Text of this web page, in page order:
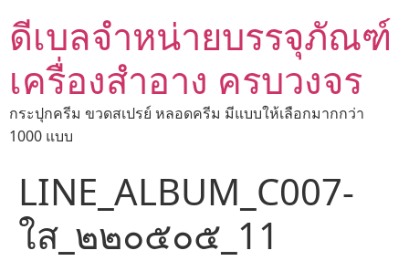
ดีเบลจำหน่ายบรรจุภัณฑ์
เครื่องสำอาง ครบวงจร
กระปุกครีม ขวดสเปรย์ หลอดครีม มีแบบให้เลือกมากกว่า
1000 แบบ
LINE_ALBUM_C007-
ใส_๒๒๐๕๐๕_11